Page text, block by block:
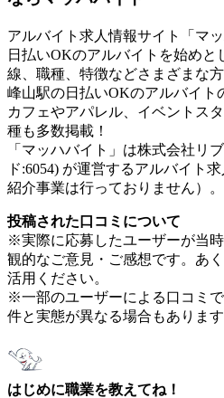
アルバイト求人情報サイト「マ
日払いOKのアルバイトを始めと
線、職種、特徴などさまざまな
峰山駅の日払いOKのアルバイト
カフェやアパレル、イベントス
種も多数掲載！
「マッハバイト」は株式会社リ
ド:6054) が運営するアルバイト
紹介事業は行っておりません）。
投稿された口コミについて
※実際に応募したユーザーが当
観的なご意見・ご感想です。あ
活用ください。
※一部のユーザーによる口コミ
件と実態が異なる場合もあります
はじめに職業を教えてね！